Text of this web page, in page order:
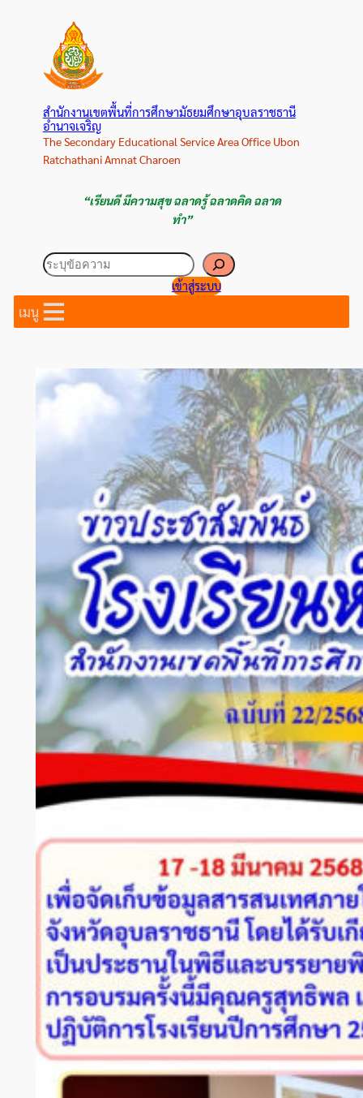
สำนักงานเขตพื้นที่การศึกษามัธยมศึกษาอุบลราชธานี
อำนาจเจริญ
The Secondary Educational Service Area Office Ubon
Ratchathani Amnat Charoen
“เรียนดี มีความสุข ฉลาดรู้ ฉลาดคิด ฉลาด
ทำ”
ค้นหา
เข้าสู่ระบบ
เมนู